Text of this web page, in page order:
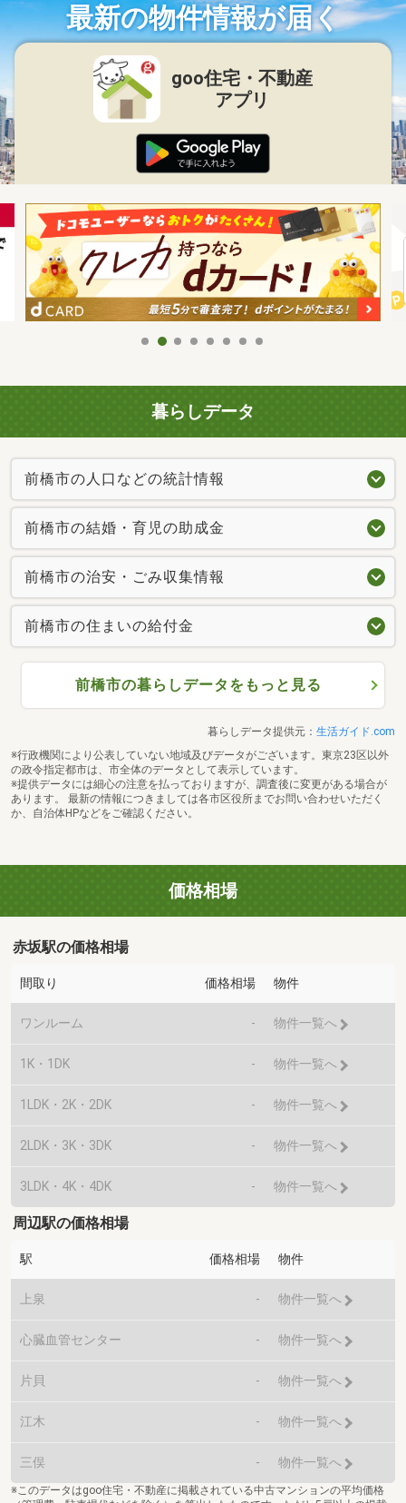
最新の物件情報が届く
goo住宅・不動産
アプリ
暮らしデータ
前橋市の人口などの統計情報
前橋市の結婚・育児の助成金
前橋市の治安・ごみ収集情報
前橋市の住まいの給付金
前橋市の暮らしデータをもっと見る
暮らしデータ提供元： 生活ガイド.com
※行政機関により公表していない地域及びデータがございます。東京23区以外
の政令指定都市は、市全体のデータとして表示しています。
※提供データには細心の注意を払っておりますが、調査後に変更がある場合が
あります。 最新の情報につきましては各市区役所までお問い合わせいただく
か、自治体HPなどをご確認ください。
価格相場
赤坂駅の価格相場
間取り 価格相場 物件
ワンルーム - 物件一覧へ
1K・1DK - 物件一覧へ
1LDK・2K・2DK - 物件一覧へ
2LDK・3K・3DK - 物件一覧へ
3LDK・4K・4DK - 物件一覧へ
周辺駅の価格相場
駅 価格相場 物件
上泉 - 物件一覧へ
心臓血管センター - 物件一覧へ
片貝 - 物件一覧へ
江木 - 物件一覧へ
三俣 - 物件一覧へ
※このデータはgoo住宅・不動産に掲載されている中古マンションの平均価格